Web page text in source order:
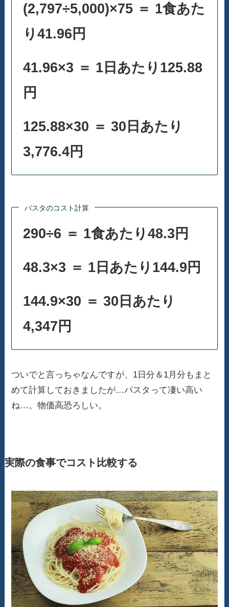
(2,797÷5,000)×75 ＝ 1食あた
り41.96円
41.96×3 ＝ 1日あたり125.88
円
125.88×30 ＝ 30日あたり
3,776.4円
パスタのコスト計算
290÷6 ＝ 1食あたり48.3円
48.3×3 ＝ 1日あたり144.9円
144.9×30 ＝ 30日あたり
4,347円
ついでと言っちゃなんですが、1日分＆1月分もまと
めて計算しておきましたが…パスタって凄い高い
ね…。物価高恐ろしい。
実際の食事でコスト比較する